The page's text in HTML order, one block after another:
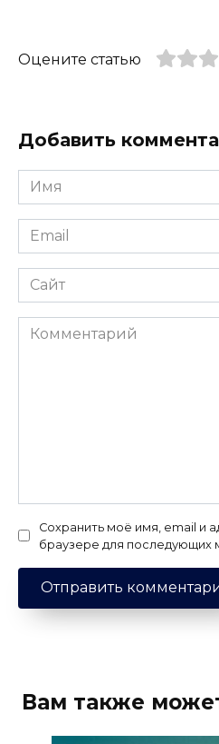
Оцените статью
Добавить
Имя
*
Email
*
Сайт
Комментарий
Сохранить моё имя, email и
браузере для последующих
Вам также